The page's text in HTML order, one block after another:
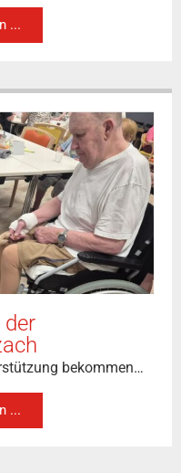
...
der
bekommen…
...